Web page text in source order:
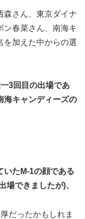
森さん、東京ダイナ
ン春菜さん、南海キ
を加えた中からの選
一3回目の出場であ
海キャンディーズの
いたM-1の顔である
場できましたが)、
だったかもしれま